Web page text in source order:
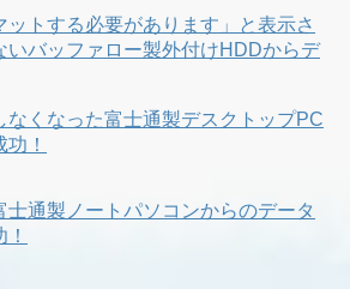
ットする必要があります」と表示さ
いバッファロー製外付けHDDからデ
なくなった富士通製デスクトップPC
！
士通製ノートパソコンからのデータ